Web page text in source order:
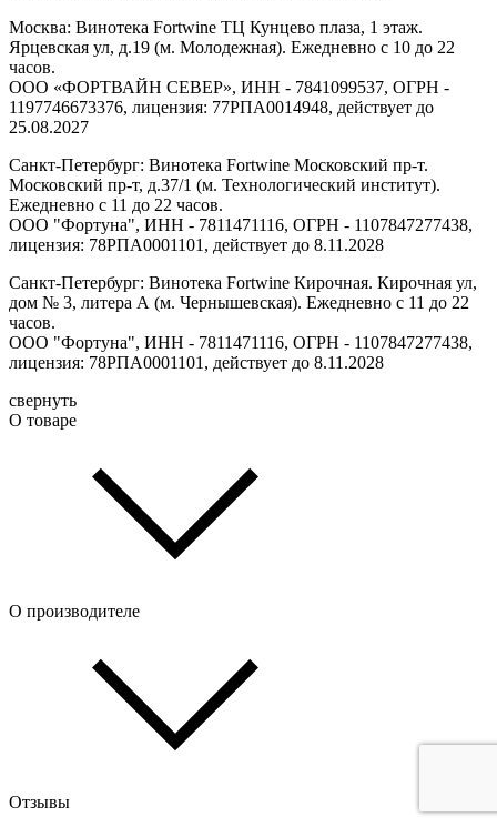
Москва: Винотека Fortwine ТЦ Кунцево плаза, 1 этаж.
Ярцевская ул, д.19 (м. Молодежная). Ежедневно с 10 до 22
часов.
ООО «ФОРТВАЙН СЕВЕР», ИНН - 7841099537, ОГРН -
1197746673376, лицензия: 77РПА0014948, действует до
25.08.2027
Санкт-Петербург: Винотека Fortwine Московский пр-т.
Московский пр-т, д.37/1 (м. Технологический институт).
Ежедневно с 11 до 22 часов.
ООО "Фортуна", ИНН - 7811471116, ОГРН - 1107847277438,
лицензия: 78РПА0001101, действует до 8.11.2028
Санкт-Петербург: Винотека Fortwine Кирочная. Кирочная ул,
дом № 3, литера А (м. Чернышевская). Ежедневно с 11 до 22
часов.
ООО "Фортуна", ИНН - 7811471116, ОГРН - 1107847277438,
лицензия: 78РПА0001101, действует до 8.11.2028
свернуть
О товаре
О производителе
Отзывы